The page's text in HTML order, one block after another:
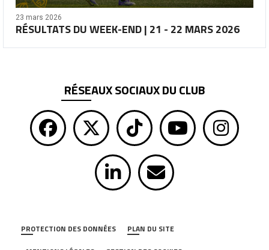
23 mars 2026
RÉSULTATS DU WEEK-END | 21 - 22 MARS 2026
RÉSEAUX SOCIAUX DU CLUB
PROTECTION DES DONNÉES
PLAN DU SITE